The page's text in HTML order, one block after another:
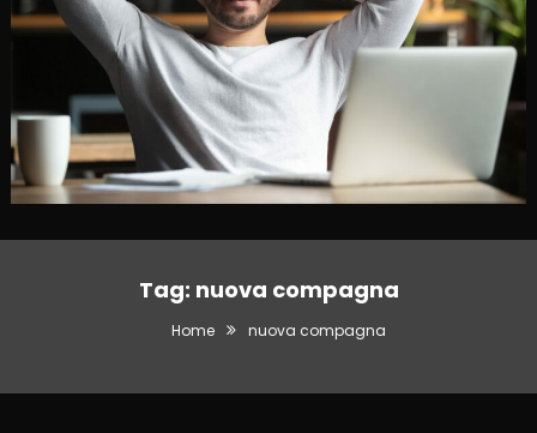
Tag: nuova compagna
Home nuova compagna